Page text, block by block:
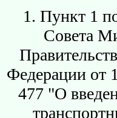
1. Пункт 1
Совета
Федерации от
477 "О